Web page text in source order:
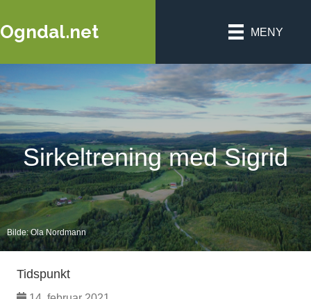
Ogndal.net MENY
Sirkeltrening med Sigrid
Bilde: Ola Nordmann
Tidspunkt